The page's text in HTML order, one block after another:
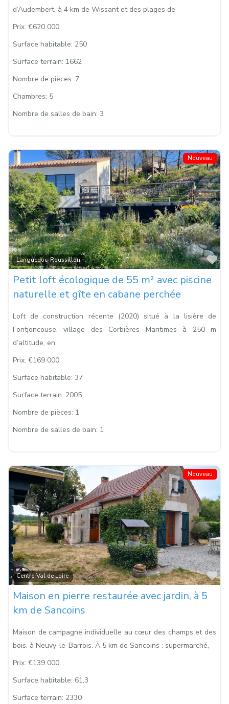
d’Audembert, à 4 km de Wissant et des plages de
Prix: €620 000
Surface habitable: 250
Surface terrain: 1662
Nombre de pièces: 7
Chambres: 5
Nombre de salles de bain: 3
Nouveau
Languedoc-Roussillon
Petit loft écologique de 55 m² avec piscine
naturelle et gîte en cabane perchée
Loft de construction récente (2020) situé à la lisière de
Fontjoncouse, village des Corbières Maritimes à 250 m
d’altitude, en
Prix: €169 000
Surface habitable: 37
Surface terrain: 2005
Nombre de pièces: 1
Nombre de salles de bain: 1
Nouveau
Centre-Val de Loire
Maison en pierre restaurée avec jardin, à 5
km de Sancoins
Maison de campagne individuelle au cœur des champs et des
bois, à Neuvy-le-Barrois. À 5 km de Sancoins : supermarché,
Prix: €139 000
Surface habitable: 61,3
Surface terrain: 2330